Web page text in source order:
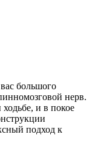
большого
нерв.
и в покое
подход к